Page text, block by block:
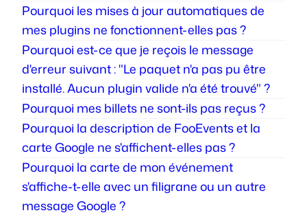
Pourquoi les mises à jour automatiques de
mes plugins ne fonctionnent-elles pas ?
Pourquoi est-ce que je reçois le message
d'erreur suivant : "Le paquet n'a pas pu être
installé. Aucun plugin valide n'a été trouvé" ?
Pourquoi mes billets ne sont-ils pas reçus ?
Pourquoi la description de FooEvents et la
carte Google ne s'affichent-elles pas ?
Pourquoi la carte de mon événement
s'affiche-t-elle avec un filigrane ou un autre
message Google ?